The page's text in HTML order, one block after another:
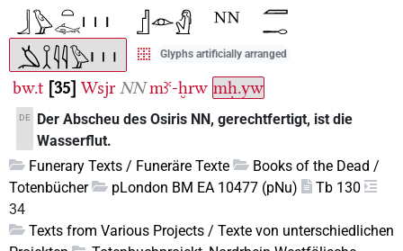
Glyphs artificially arranged
bw.t 35 Wsjr NN mꜣꜥ-ḫrw mḥ.yw
DE
Der Abscheu des Osiris NN, gerechtfertigt, ist die
Wasserflut.
Funerary Texts / Funeräre Texte
Books of the Dead /
Totenbücher
pLondon BM EA 10477 (pNu)
Tb 130
34
Texts from Various Projects / Texte von unterschiedlichen